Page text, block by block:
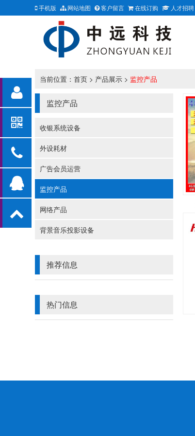
手机版 网站地图 客户留言 在线订购 人才招聘
当前位置： 首页 > 产品展示 > 监控产品
监控产品
收银系统设备
外设耗材
广告会员运营
监控产品
网络产品
背景音乐投影设备
推荐信息
热门信息